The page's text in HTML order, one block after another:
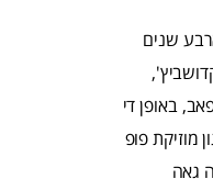
שנים
באופן די
מוזיקת פופ
גאה